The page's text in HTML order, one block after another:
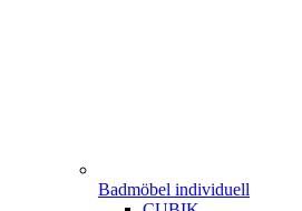
Badmöbel individuell